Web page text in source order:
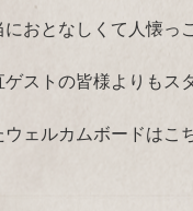
におとなしくて人懐っ
ゲストの皆様よりもス
ウェルカムボードはこ